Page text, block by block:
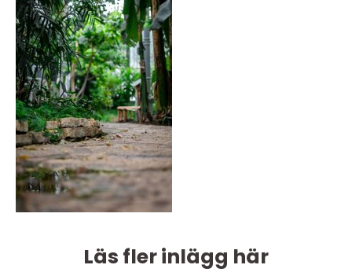
Läs fler inlägg här